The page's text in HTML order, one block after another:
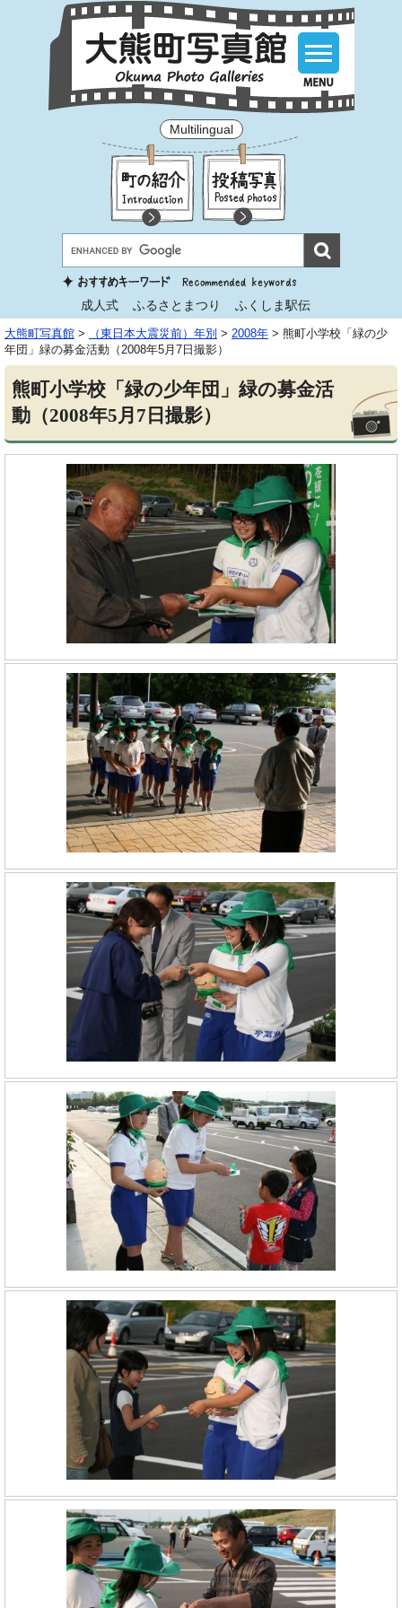
Multilingual
成人式 ふるさとまつり ふくしま駅伝
大熊町写真館 > （東日本大震災前）年別 > 2008年 > 熊町小学校「緑の少
年団」緑の募金活動（2008年5月7日撮影）
熊町小学校「緑の少年団」緑の募金活
動（2008年5月7日撮影）